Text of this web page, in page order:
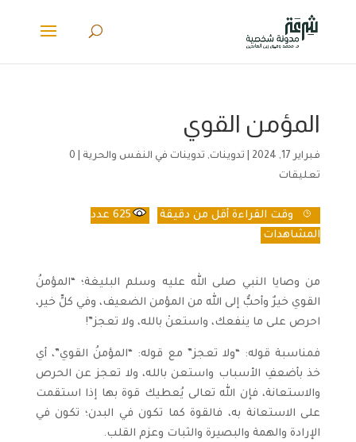
المؤمن القوي
فبراير 17, 2024 تدوينات, تدوينات في النفس والحرية
0
تعليقات
وقت القراءةأقل من دقيقة 625عدد
المشاهدات
من وصايا النبي صلى الله عليه وسلم البليغة؛ “المؤمنُ
القوي خيرٌ وأحبُّ إلى الله من المؤمن الضعيف، وفي كلٍّ خير،
احرص على ما ينفعك، واستعنْ بالله، ولا تعجز”!
فمناسبة قوله: “ولا تعجز” مع قوله: “المؤمنُ القوي”، أي
خذ بأضعفِ الأسباب واستعن بالله، ولا تعجز عن الحرص
والاستعانة، فإن الله تعالى يُعطيك قوة بها إذا استقمت
على الاستعانة به، فالقوة كما تكون في البدن؛ تكون في
الإرادة والهمة والبصيرة والثبات وعزم القلب.